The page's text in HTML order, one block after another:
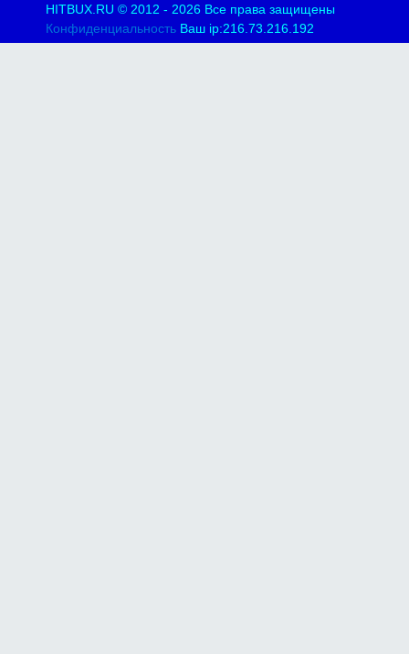
HITBUX.RU © 2012 - 2026 Все права защищены
Конфиденциальность Ваш ip:216.73.216.192